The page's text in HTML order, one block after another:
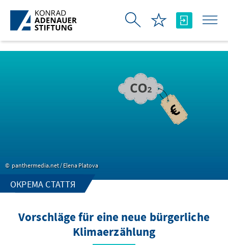
Skip to Main Content
panthermedia.net / Elena Platova
ОКРЕМА СТАТТЯ
Vorschläge für eine neue bürgerliche
Klimaerzählung